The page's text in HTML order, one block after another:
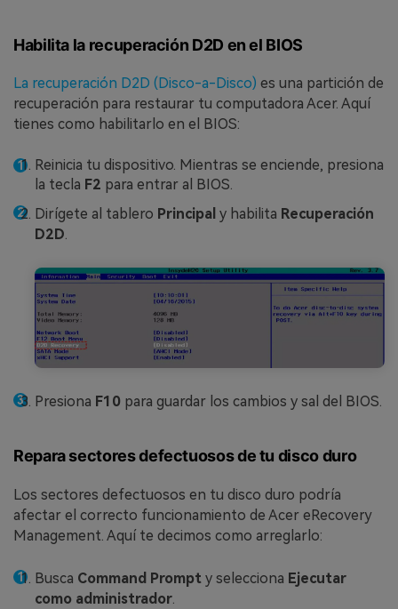
Habilita la recuperación D2D en el BIOS
La recuperación D2D (Disco-a-Disco) es una partición de
recuperación para restaurar tu computadora Acer. Aquí
tienes como habilitarlo en el BIOS:
Reinicia tu dispositivo. Mientras se enciende, presiona
la tecla F2 para entrar al BIOS.
Dirígete al tablero Principal y habilita Recuperación
D2D.
Presiona F10 para guardar los cambios y sal del BIOS.
Repara sectores defectuosos de tu disco duro
Los sectores defectuosos en tu disco duro podría
afectar el correcto funcionamiento de Acer eRecovery
Management. Aquí te decimos como arreglarlo:
Busca Command Prompt y selecciona Ejecutar
como administrador.